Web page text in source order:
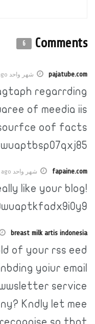
Comments
6
pajatube.com شهر واحد ago
regarrding
of meedia iis
oof facts.
fapaine.com شهر واحد ago
like your blog!
breast milk artis indonesia
of your rss eed
yoiur email
service.
Kndly let mee